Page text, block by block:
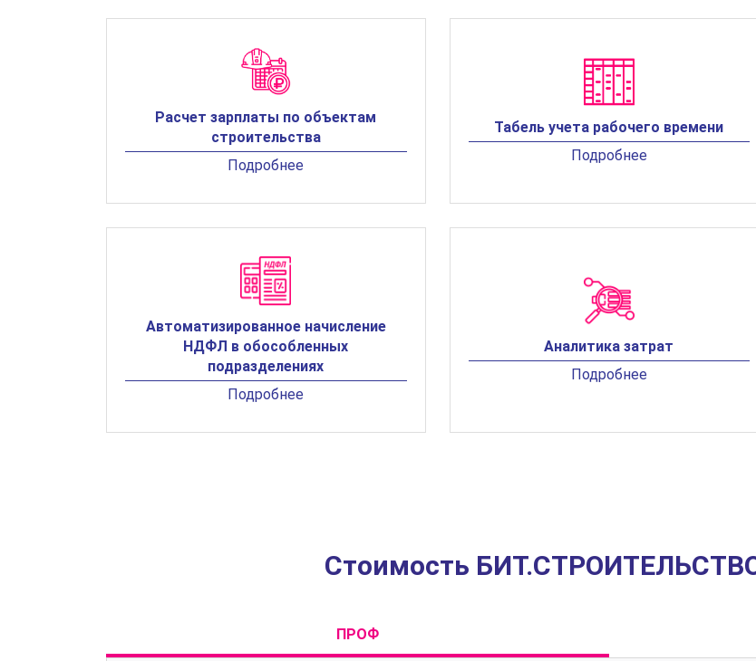
Расчет зарплаты по объектам
строительства
Подробнее
Табель учета рабочего времени
Подробнее
Автоматизированное начисление
НДФЛ в обособленных
подразделениях
Подробнее
Аналитика затрат
Подробнее
Стоимость
ПРОФ